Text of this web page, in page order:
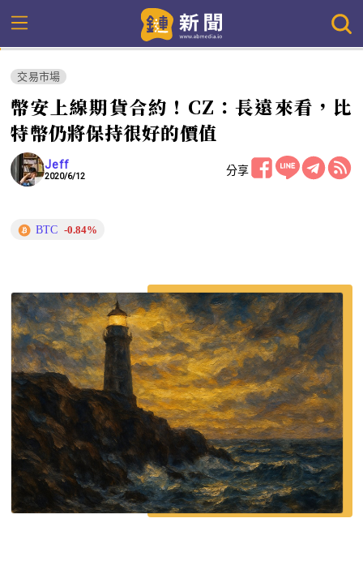
交易市場
幣安上線期貨合約！CZ：長遠來看，比
特幣仍將保持很好的價值
Jeff
2020/6/12 分享
BTC -0.84%